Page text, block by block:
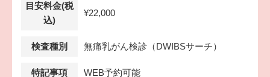
目安料金(税
込)
¥22,000
検査種別 無痛乳がん検診（DWIBSサーチ）
特記事項 WEB予約可能